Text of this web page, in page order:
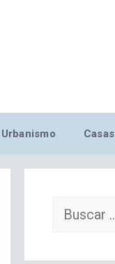
Urbanismo Casas
Buscar: